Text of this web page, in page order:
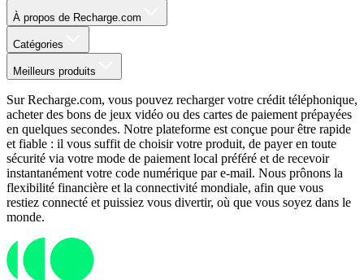
À propos de Recharge.com
Catégories
Meilleurs produits
Sur Recharge.com, vous pouvez recharger votre crédit téléphonique,
acheter des bons de jeux vidéo ou des cartes de paiement prépayées
en quelques secondes. Notre plateforme est conçue pour être rapide
et fiable : il vous suffit de choisir votre produit, de payer en toute
sécurité via votre mode de paiement local préféré et de recevoir
instantanément votre code numérique par e-mail. Nous prônons la
flexibilité financière et la connectivité mondiale, afin que vous
restiez connecté et puissiez vous divertir, où que vous soyez dans le
monde.